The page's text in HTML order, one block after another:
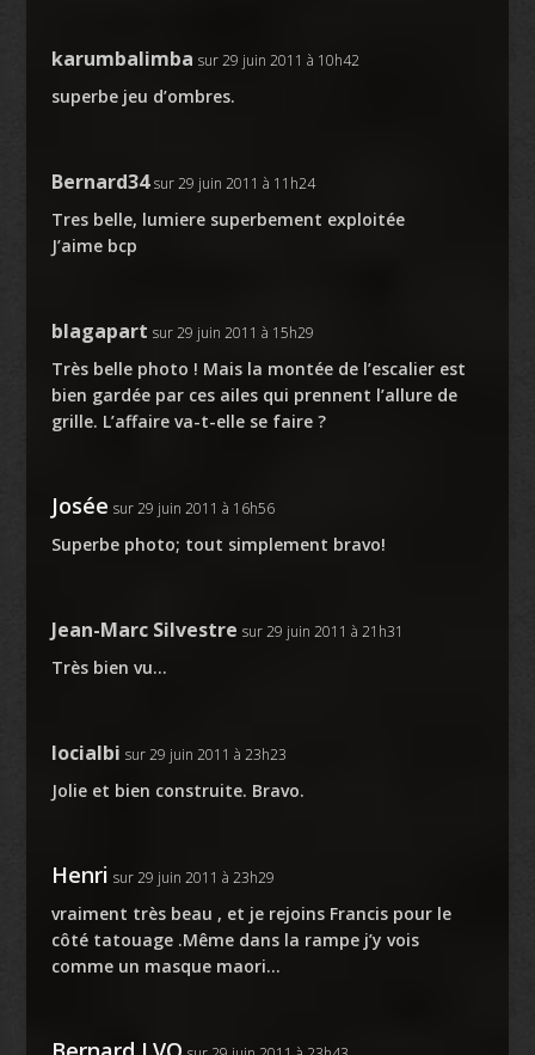
karumbalimba sur 29 juin 2011 à 10h42
superbe jeu d’ombres.
Bernard34 sur 29 juin 2011 à 11h24
Tres belle, lumiere superbement exploitée
J’aime bcp
blagapart sur 29 juin 2011 à 15h29
Très belle photo ! Mais la montée de l’escalier est
bien gardée par ces ailes qui prennent l’allure de
grille. L’affaire va-t-elle se faire ?
Josée sur 29 juin 2011 à 16h56
Superbe photo; tout simplement bravo!
Jean-Marc Silvestre sur 29 juin 2011 à 21h31
Très bien vu…
locialbi sur 29 juin 2011 à 23h23
Jolie et bien construite. Bravo.
Henri sur 29 juin 2011 à 23h29
vraiment très beau , et je rejoins Francis pour le
côté tatouage .Même dans la rampe j’y vois
comme un masque maori…